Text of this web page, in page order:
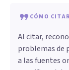
CÓMO
Al citar,
problemas de
a las fuentes